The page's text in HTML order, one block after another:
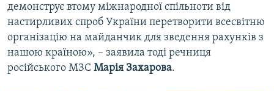
демонструє втому міжнародної спільноти від
настирливих спроб України перетворити всесвітню
організацію на майданчик для зведення рахунків з
нашою країною», – заявила тоді речниця
російського МЗС Марія Захарова.